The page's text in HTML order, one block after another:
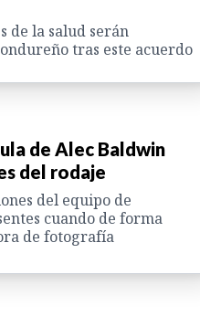
de la salud serán
tras este acuerdo
de Alec Baldwin
del rodaje
del equipo de
cuando de forma
de fotografía